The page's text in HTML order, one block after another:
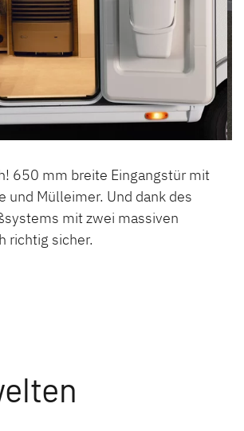
650 mm breite Eingangstür mit
und Mülleimer. Und dank des
mit zwei massiven
richtig sicher.